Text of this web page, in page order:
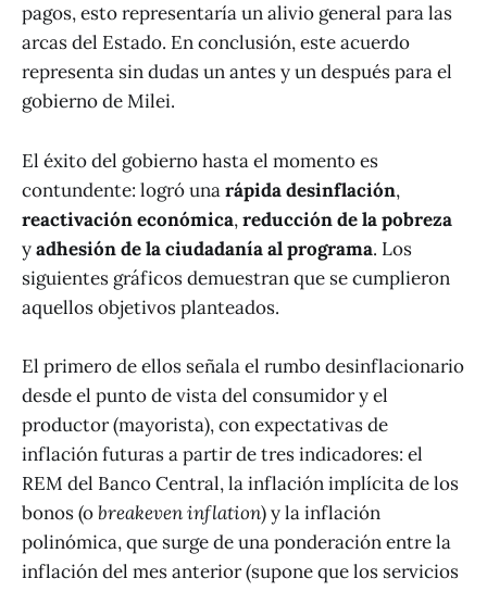
pagos, esto representaría un alivio general para las
arcas del Estado. En conclusión, este acuerdo
representa sin dudas un antes y un después para el
gobierno de Milei.
El éxito del gobierno hasta el momento es
contundente: logró unarápida desinflación,
reactivación económica,reducción de la pobreza
yadhesión de la ciudadanía al programa. Los
siguientes gráficos demuestran que se cumplieron
aquellos objetivos planteados.
El primero de ellos señala el rumbo desinflacionario
desde el punto de vista del consumidor y el
productor (mayorista), con expectativas de
inflación futuras a partir de tres indicadores: el
REM del Banco Central, la inflación implícita de los
bonos (obreakeven inflation) y la inflación
polinómica, que surge de una ponderación entre la
inflación del mes anterior (supone que los servicios